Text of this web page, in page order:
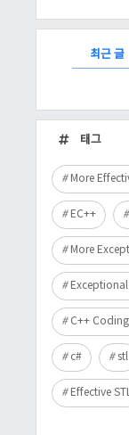
RECENTLY최근 글
근
글
태그
More
EC++
More
C++
c# stl
Effective